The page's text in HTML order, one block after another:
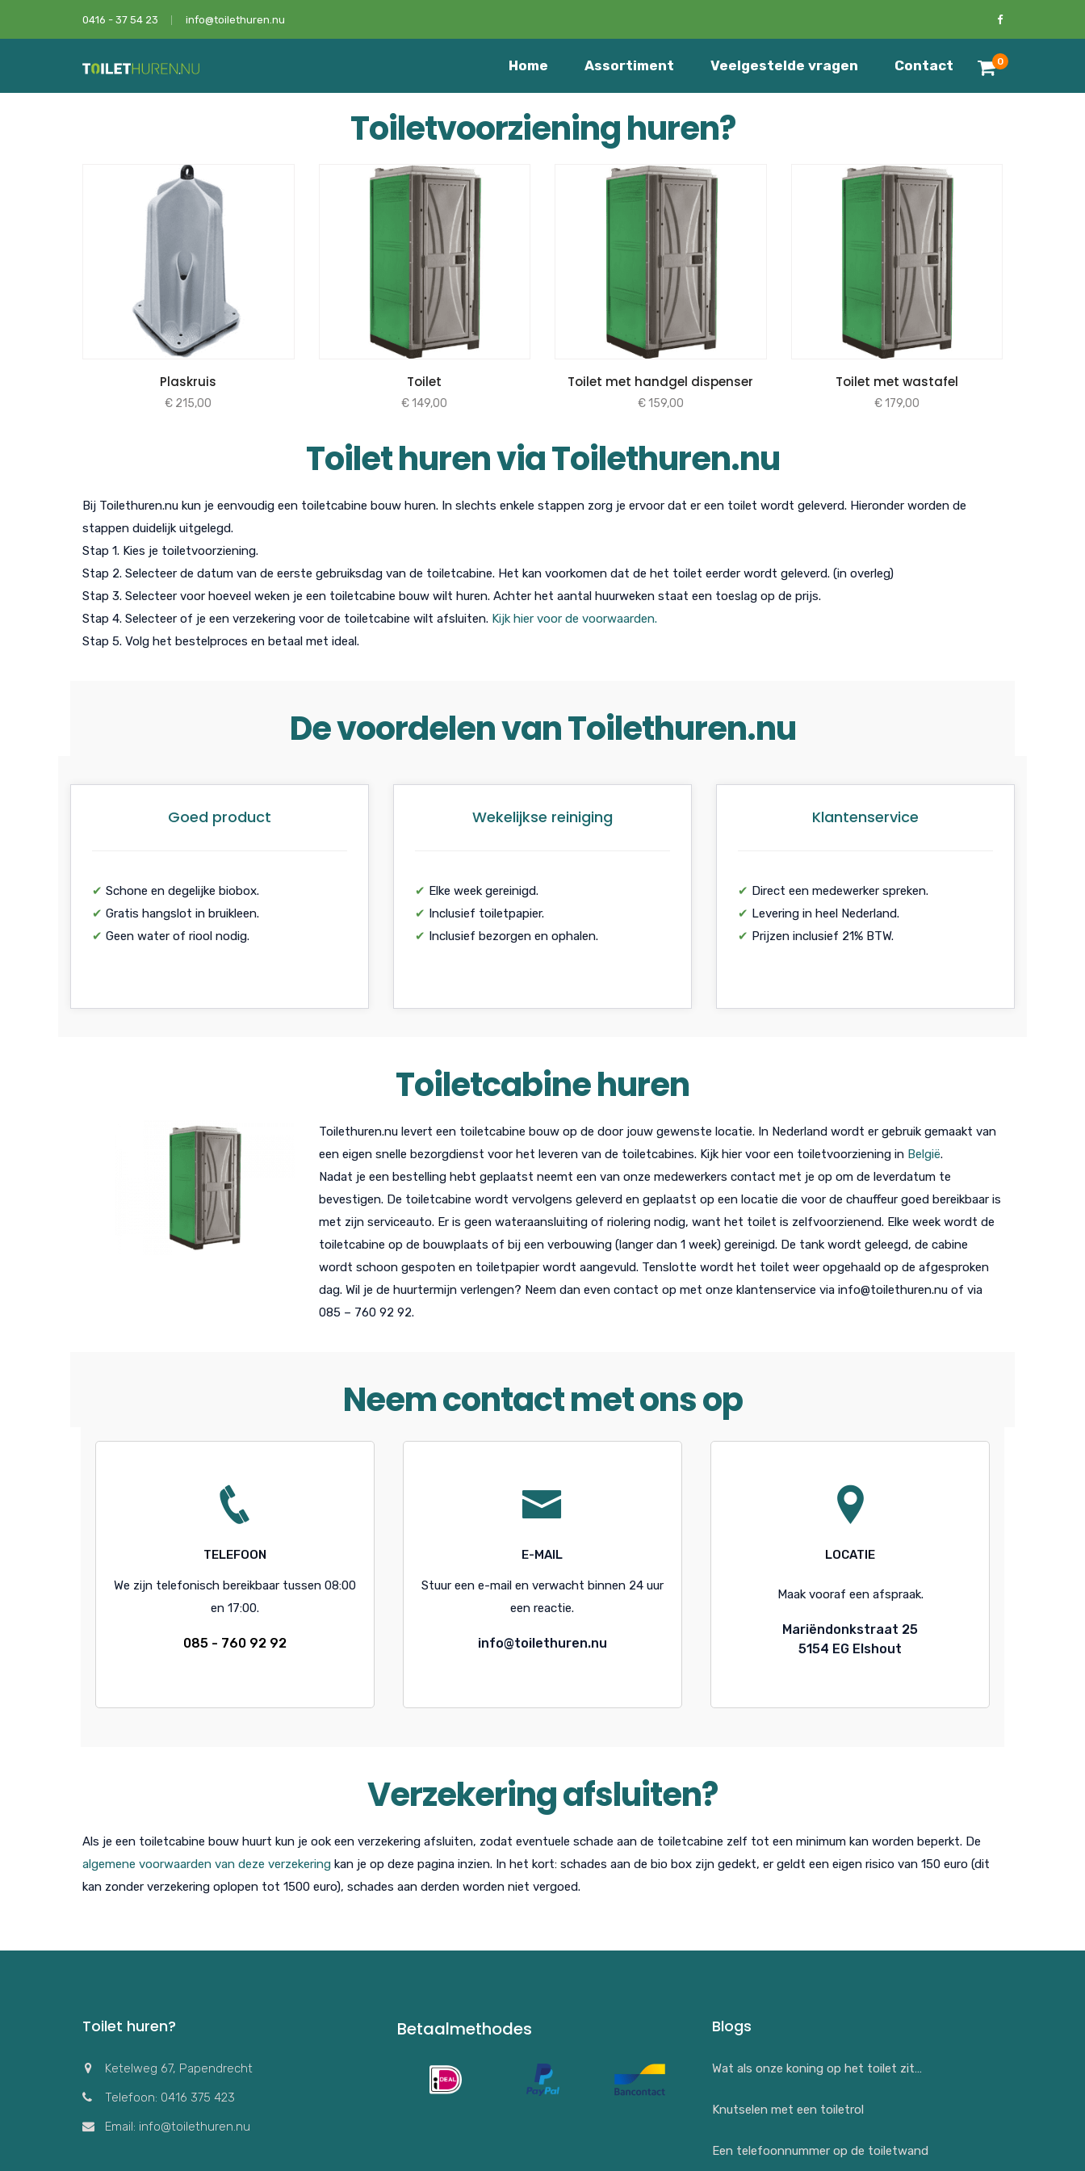
0416 - 37 54 23 info@toilethuren.nu
0
Home Assortiment Veelgestelde vragen Contact
Toiletvoorziening huren?
Plaskruis
€ 215,00
Toilet
€149,00
Toilet met handgel dispenser
€159,00
Toilet met wastafel
€179,00
Toilet huren via Toilethuren.nu
Bij Toilethuren.nu kun je eenvoudig een toiletcabine bouw huren. In slechts enkele stappen zorg je ervoor dat er een toilet wordt geleverd. Hieronder worden de
stappen duidelijk uitgelegd.
Stap 1. Kies je toiletvoorziening.
Stap 2. Selecteer de datum van de eerste gebruiksdag van de toiletcabine. Het kan voorkomen dat de het toilet eerder wordt geleverd. (in overleg)
Stap 3. Selecteer voor hoeveel weken je een toiletcabine bouw wilt huren. Achter het aantal huurweken staat een toeslag op de prijs.
Stap 4. Selecteer of je een verzekering voor de toiletcabine wilt afsluiten. Kijk hier voor de voorwaarden.
Stap 5. Volg het bestelproces en betaal met ideal.
De voordelen van Toilethuren.nu
Goed product
✔ Schone en degelijke biobox.
✔ Gratis hangslot in bruikleen.
✔ Geen water of riool nodig.
Wekelijkse reiniging
✔ Elke week gereinigd.
✔ Inclusief toiletpapier.
✔ Inclusief bezorgen en ophalen.
Klantenservice
✔ Direct een medewerker spreken.
✔ Levering in heel Nederland.
✔ Prijzen inclusief 21% BTW.
Toiletcabine huren
Toilethuren.nu levert een toiletcabine bouw op de door jouw gewenste locatie. In Nederland wordt er gebruik gemaakt van
een eigen snelle bezorgdienst voor het leveren van de toiletcabines. Kijk hier voor een toiletvoorziening in België.
Nadat je een bestelling hebt geplaatst neemt een van onze medewerkers contact met je op om de leverdatum te
bevestigen. De toiletcabine wordt vervolgens geleverd en geplaatst op een locatie die voor de chauffeur goed bereikbaar is
met zijn serviceauto. Er is geen wateraansluiting of riolering nodig, want het toilet is zelfvoorzienend. Elke week wordt de
toiletcabine op de bouwplaats of bij een verbouwing (langer dan 1 week) gereinigd. De tank wordt geleegd, de cabine
wordt schoon gespoten en toiletpapier wordt aangevuld. Tenslotte wordt het toilet weer opgehaald op de afgesproken
dag. Wil je de huurtermijn verlengen? Neem dan even contact op met onze klantenservice via info@toilethuren.nu of via
085 – 760 92 92.
Neem contact met ons op
TELEFOON
We zijn telefonisch bereikbaar tussen 08:00
en 17:00.
085 - 760 92 92
E-MAIL
Stuur een e-mail en verwacht binnen 24 uur
een reactie.
info@toilethuren.nu
LOCATIE
Maak vooraf een afspraak.
Mariëndonkstraat 25
5154 EG Elshout
Verzekering afsluiten?
Als je een toiletcabine bouw huurt kun je ook een verzekering afsluiten, zodat eventuele schade aan de toiletcabine zelf tot een minimum kan worden beperkt. De
algemene voorwaarden van deze verzekering kan je op deze pagina inzien. In het kort: schades aan de bio box zijn gedekt, er geldt een eigen risico van 150 euro (dit
kan zonder verzekering oplopen tot 1500 euro), schades aan derden worden niet vergoed.
Toilet huren?
Ketelweg 67, Papendrecht
Telefoon: 0416 375 423
Email: info@toilethuren.nu
Betaalmethodes Blogs
Wat als onze koning op het toilet zit…
Knutselen met een toiletrol
Een telefoonnummer op de toiletwand